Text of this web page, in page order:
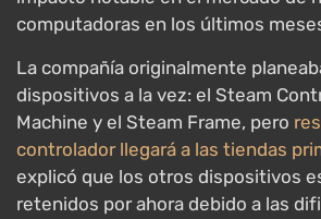
computadoras en los últimos
La compañía originalmente
dispositivos a la vez: el Steam
Machine y el Steam Frame, pero
controlador llegará a las tiendas
explicó que los otros dispositivos
retenidos por ahora debido a las